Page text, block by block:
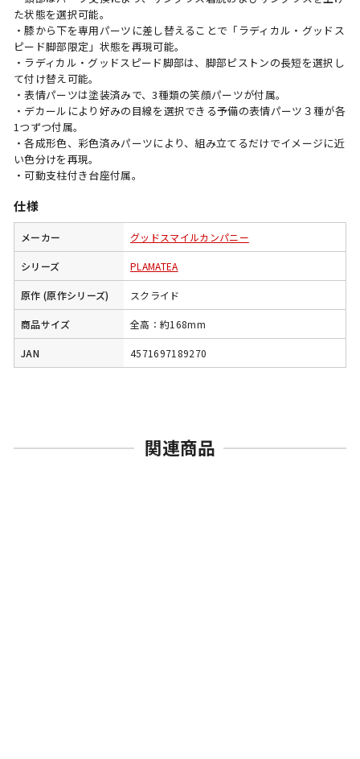
た状態を選択可能。
・膝から下を専用パーツに差し替えることで「ラディカル・グッドス
ピード脚部限定」状態を再現可能。
・ラディカル・グッドスピード脚部は、脚部ピストンの長短を選択し
て付け替え可能。
・表情パーツは塗装済みで、3種類の笑顔パーツが付属。
・デカールにより好みの目線を選択できる予備の表情パーツ３種が各
1つずつ付属。
・各成形色、彩色済みパーツにより、組み立てるだけでイメージに近
い色分けを再現。
・可動支柱付き台座付属。
仕様
メーカー グッドスマイルカンパニー
シリーズ PLAMATEA
原作 (原作シリーズ) スクライド
商品サイズ 全高：約168mm
JAN 4571697189270
関連商品